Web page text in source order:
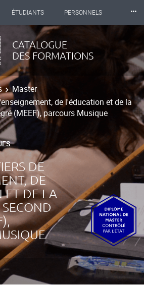
ÉTUDIANTS PERSONNELS
2
⸱⸱⸱
CATALOGUE
DES FORMATIONS
Master
de l'éducation et de la
(MEEF), parcours Musique
DE
DE
ET DE LA